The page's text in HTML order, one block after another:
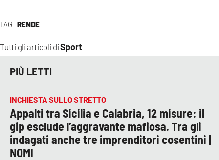
TAG RENDE
Tutti gli articoli diSport
PIÙ LETTI
INCHIESTA SULLO STRETTO
Appalti tra Sicilia e Calabria, 12 misure: il
gip esclude l’aggravante mafiosa. Tra gli
indagati anche tre imprenditori cosentini |
NOMI